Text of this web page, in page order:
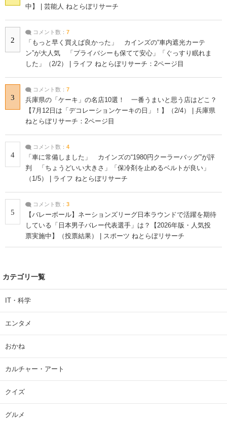
中】 | 芸能人 ねとらぼリサーチ
2
コメント数： 7
「もっと早く買えば良かった」 カインズの“車内遮光カーテ
ン”が大人気 「プライバシーも保てて安心」「ぐっすり眠れま
した」（2/2） | ライフ ねとらぼリサーチ：2ページ目
3
コメント数： 7
兵庫県の「ケーキ」の名店10選！ 一番うまいと思う店はどこ？
【7月12日は「デコレーションケーキの日」！】（2/4） | 兵庫県
ねとらぼリサーチ：2ページ目
4
コメント数： 4
「車に常備しました」 カインズの“1980円クーラーバッグ”が評
判 「ちょうどいい大きさ」「保冷剤を止めるベルトが良い」
（1/5） | ライフ ねとらぼリサーチ
5
コメント数： 3
【バレーボール】ネーションズリーグ日本ラウンドで活躍を期待
している「日本男子バレー代表選手」は？【2026年版・人気投
票実施中】（投票結果） | スポーツ ねとらぼリサーチ
カテゴリ一覧
IT・科学
エンタメ
おかね
カルチャー・アート
クイズ
グルメ